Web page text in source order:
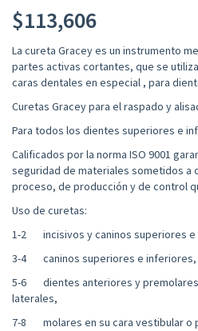
$113,606
La cureta Gracey es un instrumento
partes activas cortantes, que se
caras dentales en especial , para
Curetas Gracey para el raspado y
Para todos los dientes superiores e
Calificados por la norma ISO 9001
seguridad de materiales sometidos a
proceso, de producción y de control
Uso de curetas:
1-2 incisivos y caninos superiores e
3-4 caninos superiores e inferiores,
5-6 dientes anteriores y premolares
laterales,
7-8 molares en su cara vestibular o